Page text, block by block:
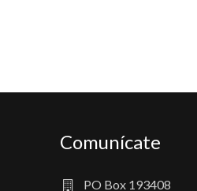
Comunícate
PO Box 193408